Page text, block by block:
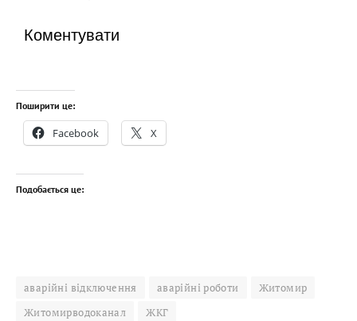
Коментувати
Поширити це:
Facebook X
Подобається це:
аварійні відключення аварійні роботи
Житомир
Житомирводоканал
ЖКГ